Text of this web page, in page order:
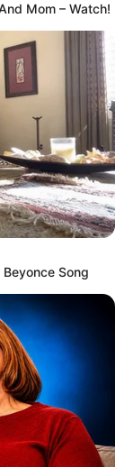
Loss Isn't Age:
The Aisle
Mom – Watch!
Song